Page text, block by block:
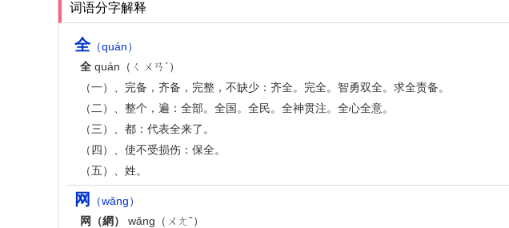
词语分字解释
全（quán）
全 quán（ㄑㄨㄢˊ）
（一）、完备，齐备，完整，不缺少：齐全。完全。智勇双全。求全责备。
（二）、整个，遍：全部。全国。全民。全神贯注。全心全意。
（三）、都：代表全来了。
（四）、使不受损伤：保全。
（五）、姓。
网
（wǎng）
网（網）
wǎng（ㄨㄤˇ）